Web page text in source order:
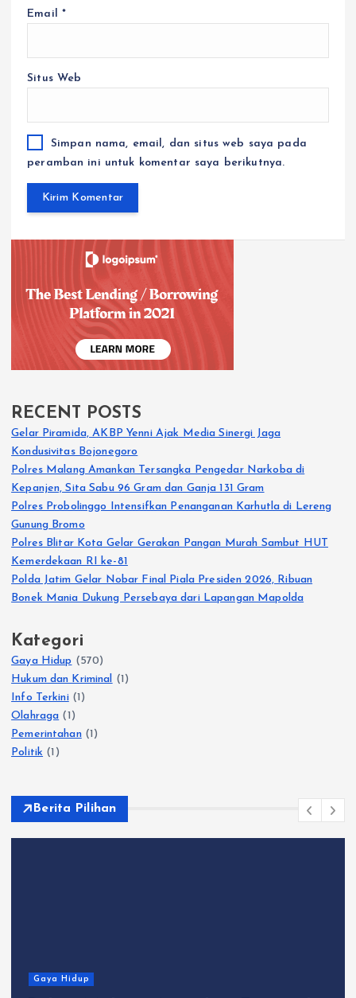
Email *
Situs Web
Simpan nama, email, dan situs web saya pada
peramban ini untuk komentar saya berikutnya.
RECENT POSTS
Gelar Piramida, AKBP Yenni Ajak Media Sinergi Jaga
Kondusivitas Bojonegoro
Polres Malang Amankan Tersangka Pengedar Narkoba di
Kepanjen, Sita Sabu 96 Gram dan Ganja 131 Gram
Polres Probolinggo Intensifkan Penanganan Karhutla di Lereng
Gunung Bromo
Polres Blitar Kota Gelar Gerakan Pangan Murah Sambut HUT
Kemerdekaan RI ke-81
Polda Jatim Gelar Nobar Final Piala Presiden 2026, Ribuan
Bonek Mania Dukung Persebaya dari Lapangan Mapolda
Kategori
Gaya Hidup (570)
Hukum dan Kriminal (1)
Info Terkini(1)
Olahraga (1)
Pemerintahan(1)
Politik (1)
Berita Pilihan
Gaya Hidup